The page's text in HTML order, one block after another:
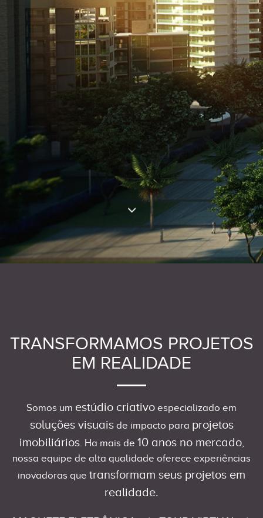
TRANSFORMAMOS PROJETOS
EM REALIDADE
Somos um estúdio criativo especializado em
soluções visuaisde impacto para projetos
imobiliários. Ha mais de 10 anos no mercado,
nossa equipe de alta qualidade oferece experiências
inovadoras que transformam seus projetos em
realidade.